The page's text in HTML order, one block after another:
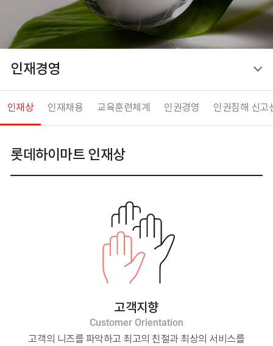
인재경영
인재경영
인재상
인재채용 교육훈련체계 인권경영 인권침해 신고
롯데하이마트 인재상
고객지향
Customer Orientation
고객의 니즈를 파악하고 최고의 친절과 최상의 서비스를